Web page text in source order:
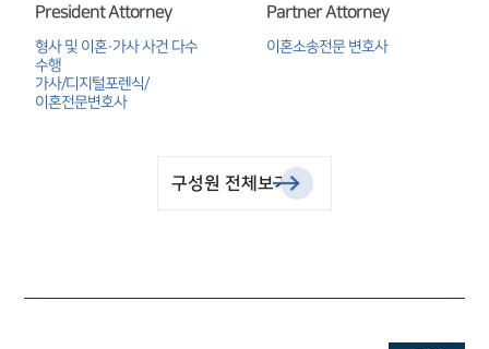
법률서식
뉴스레터/브로슈어
대륜법률상담예약
President Attorney
형사 및 이혼·가사 사건 다수
수행
가사/디지털포렌식/
이혼전문변호사
Partner Attorney
이혼소송전문 변호사
구성원 전체보기